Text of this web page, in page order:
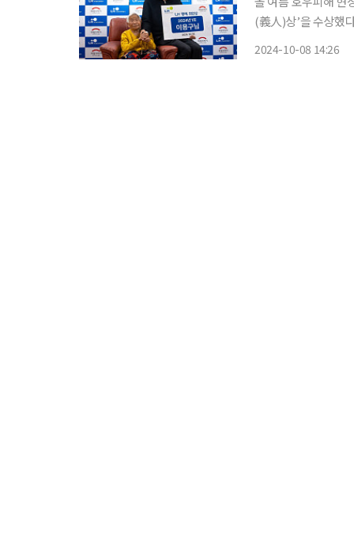
(義人)상’을 수상했다. 한국토지주택공사(LH)는 2024년 제1호, 2호 ’LH 명예의인‘
2024-10-08 14:26